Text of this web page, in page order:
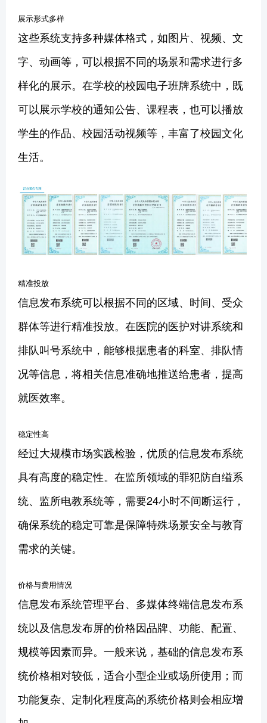
展示形式多样
这些系统支持多种媒体格式，如图片、视频、文
字、动画等，可以根据不同的场景和需求进行多
样化的展示。在学校的校园电子班牌系统中，既
可以展示学校的通知公告、课程表，也可以播放
学生的作品、校园活动视频等，丰富了校园文化
生活。
精准投放
信息发布系统可以根据不同的区域、时间、受众
群体等进行精准投放。在医院的医护对讲系统和
排队叫号系统中，能够根据患者的科室、排队情
况等信息，将相关信息准确地推送给患者，提高
就医效率。
稳定性高
经过大规模市场实践检验，优质的信息发布系统
具有高度的稳定性。在监所领域的罪犯防自缢系
统、监所电教系统等，需要24小时不间断运行，
确保系统的稳定可靠是保障特殊场景安全与教育
需求的关键。
价格与费用情况
信息发布系统管理平台、多媒体终端信息发布系
统以及信息发布屏的价格因品牌、功能、配置、
规模等因素而异。一般来说，基础的信息发布系
统价格相对较低，适合小型企业或场所使用；而
功能复杂、定制化程度高的系统价格则会相应增